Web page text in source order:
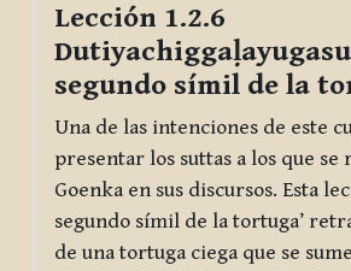
Lección 1.2.6
segundo símil de la
Una de las intenciones de este
presentar los suttas a los que se
Goenka en sus discursos. Esta
segundo símil de la tortuga’
de una tortuga ciega que se